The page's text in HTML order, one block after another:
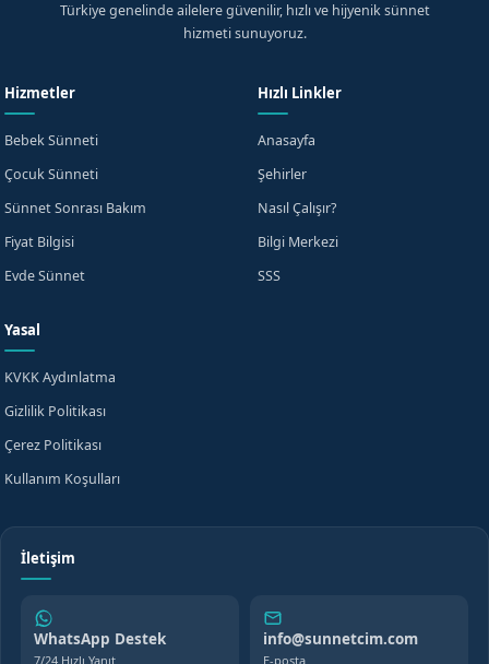
Türkiye genelinde ailelere güvenilir, hızlı ve hijyenik sünnet
hizmeti sunuyoruz.
Hizmetler
Bebek Sünneti
Çocuk Sünneti
Sünnet Sonrası Bakım
Fiyat Bilgisi
Evde Sünnet
Hızlı Linkler
Anasayfa
Şehirler
Nasıl Çalışır?
Bilgi Merkezi
SSS
Yasal
KVKK Aydınlatma
Gizlilik Politikası
Çerez Politikası
Kullanım Koşulları
İletişim
WhatsApp Destek
7/24 Hızlı Yanıt
info@sunnetcim.com
E-posta